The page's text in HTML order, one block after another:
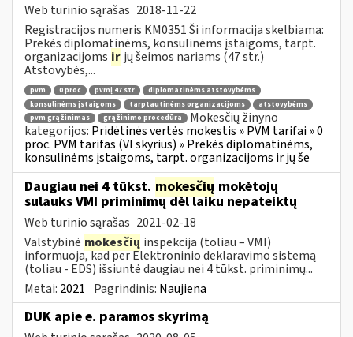
Web turinio sąrašas 2018-11-22
Registracijos numeris KM0351 Ši informacija skelbiama:
Prekės diplomatinėms, konsulinėms įstaigoms, tarpt.
organizacijoms ir jų šeimos nariams (47 str.)
Atstovybės,...
pvm 0 proc pvmį 47 str
diplomatinėms atstovybėms
konsulinėms įstaigoms
tarptautinėms organizacijoms
atstovybėms
pvm grąžinimas
grąžinimo procedūra
Mokesčių žinyno
kategorijos: Pridėtinės vertės mokestis » PVM tarifai » 0
proc. PVM tarifas (VI skyrius) » Prekės diplomatinėms,
konsulinėms įstaigoms, tarpt. organizacijoms ir jų še
Daugiau nei 4 tūkst. mokesčių mokėtojų
sulauks VMI priminimų dėl laiku nepateiktų
Web turinio sąrašas 2021-02-18
Valstybinė mokesčių inspekcija (toliau – VMI)
informuoja, kad per Elektroninio deklaravimo sistemą
(toliau - EDS) išsiuntė daugiau nei 4 tūkst. priminimų...
Metai: 2021 Pagrindinis: Naujiena
DUK apie e. paramos skyrimą